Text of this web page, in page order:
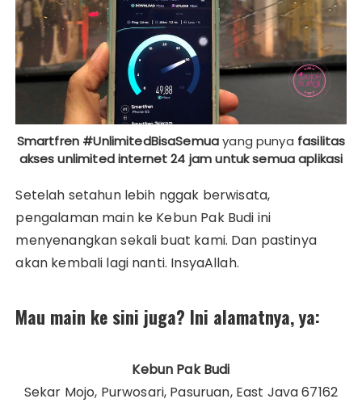
Smartfren #UnlimitedBisaSemuayang punya fasilitas
akses unlimited internet 24 jam untuk semua aplikasi
Setelah setahun lebih nggak berwisata,
pengalaman main ke Kebun Pak Budi ini
menyenangkan sekali buat kami. Dan pastinya
akan kembali lagi nanti. InsyaAllah.
Mau main ke sini juga? Ini alamatnya, ya:
Kebun Pak Budi
Sekar Mojo, Purwosari, Pasuruan, East Java 67162